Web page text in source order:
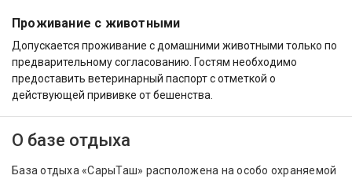
Проживание с животными
Допускается проживание с домашними животными только по
предварительному согласованию. Гостям необходимо
предоставить ветеринарный паспорт с отметкой о
действующей прививке от бешенства.
О базе отдыха
База отдыха «СарыТаш» расположена на особо охраняемой